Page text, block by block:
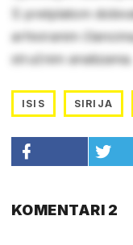
S pretplatom
arhiviranim
stručnim analizama.
ISIS SIRIJA
KOMENTARI 2